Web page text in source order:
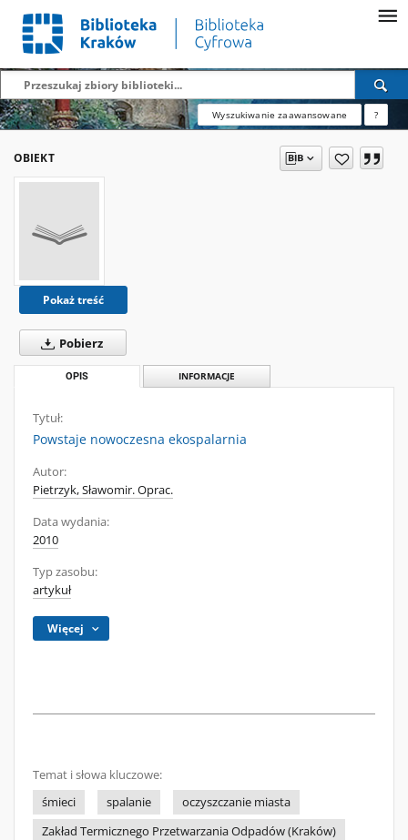
Wyszukiwanie zaawansowane ?
OBIEKT
Pokaż treść
Pobierz
OPIS INFORMACJE
Tytuł:
Powstaje nowoczesna ekospalarnia
Autor:
Pietrzyk, Sławomir. Oprac.
Data wydania:
2010
Typ zasobu:
artykuł
Więcej
Temat i słowa kluczowe:
śmieci
spalanie
oczyszczanie miasta
Zakład Termicznego Przetwarzania Odpadów (Kraków)